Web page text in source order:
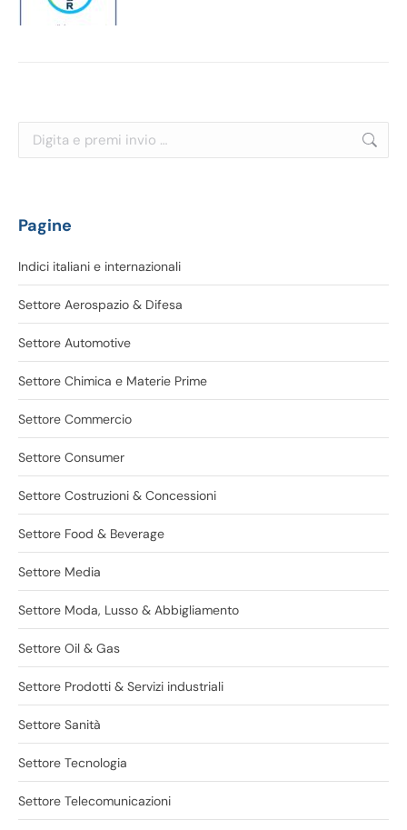
Cerca:
Pagine
Indici italiani e internazionali
Settore Aerospazio & Difesa
Settore Automotive
Settore Chimica e Materie Prime
Settore Commercio
Settore Consumer
Settore Costruzioni & Concessioni
Settore Food & Beverage
Settore Media
Settore Moda, Lusso & Abbigliamento
Settore Oil & Gas
Settore Prodotti & Servizi industriali
Settore Sanità
Settore Tecnologia
Settore Telecomunicazioni